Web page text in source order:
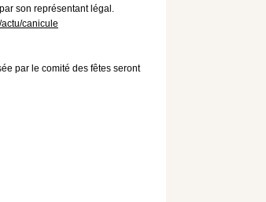
son représentant légal.
canicule
par le comité des fêtes seront